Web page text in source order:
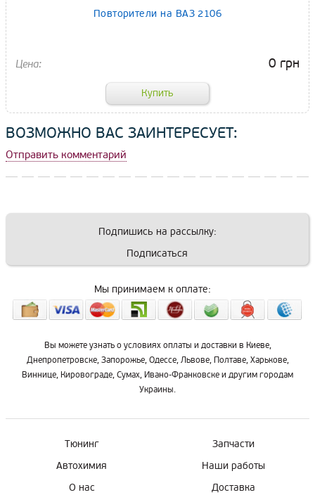
Повторители на ВАЗ 2106
0 грн
ВОЗМОЖНО ВАС ЗАИНТЕРЕСУЕТ:
Отправить комментарий
Подпишись на рассылку:
Подписаться
Мы принимаем к оплате:
Вы можете узнать о условиях оплаты и доставки в Киеве,
Днепропетровске, Запорожье, Одессе, Львове, Полтаве, Харькове,
Виннице, Кировограде, Сумах, Ивано-Франковске и другим городам
Украины.
Тюнинг
Запчасти
Автохимия
Наши работы
О нас
Доставка